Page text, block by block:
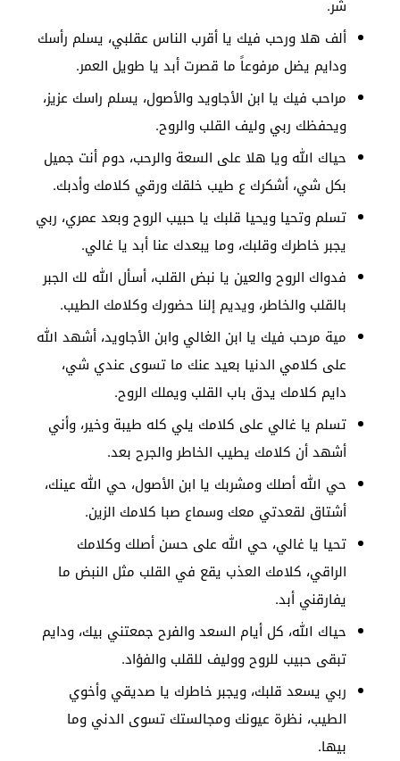
شر.
ألف هلا ورحب فيك يا أقرب الناس عقلبي، يسلم رأسك
ودايم يضل مرفوعاً ما قصرت أبد يا طويل العمر.
مراحب فيك يا ابن الأجاويد والأصول، يسلم راسك عزيز،
ويحفظك ربي وليف القلب والروح.
حياك الله ويا هلا على السعة والرحب، دوم أنت جميل
بكل شي، أشكرك ع طيب خلقك ورقي كلامك وأدبك.
تسلم وتحيا ويحيا قلبك يا حبيب الروح وبعد عمري، ربي
يجبر خاطرك وقلبك، وما يبعدك عنا أبد يا غالي.
فدواك الروح والعين يا نبض القلب، أسأل الله لك الجبر
بالقلب والخاطر، ويديم إلنا حضورك وكلامك الطيب.
مية مرحب فيك يا ابن الغالي وابن الأجاويد، أشهد الله
على كلامي الدنيا بعيد عنك ما تسوى عندي شي،
دايم كلامك يدق باب القلب ويملك الروح.
تسلم يا غالي على كلامك يلي كله طيبة وخير، وأني
أشهد أن كلامك يطيب الخاطر والجرح بعد.
حي الله أصلك ومشربك يا ابن الأصول، حي الله عينك،
أشتاق لقعدتي معك وسماع صبا كلامك الزين.
تحيا يا غالي، حي الله على حسن أصلك وكلامك
الراقي، كلامك العذب يقع في القلب مثل النبض ما
يفارقني أبد.
حياك الله، كل أيام السعد والفرح جمعتني بيك، ودايم
تبقى حبيب للروح ووليف للقلب والفؤاد.
ربي يسعد قلبك، ويجبر خاطرك يا صديقي وأخوي
الطيب، نظرة عيونك ومجالستك تسوى الدني وما
بيها.